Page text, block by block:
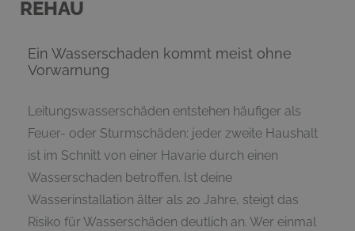
REHAU
Ein Wasserschaden kommt meist ohne
Vorwarnung
Leitungswasserschäden entstehen häufiger als
Feuer- oder Sturmschäden: jeder zweite Haushalt
ist im Schnitt von einer Havarie durch einen
Wasserschaden betroffen. Ist deine
Wasserinstallation älter als 20 Jahre, steigt das
Risiko für Wasserschäden deutlich an. Wer einmal